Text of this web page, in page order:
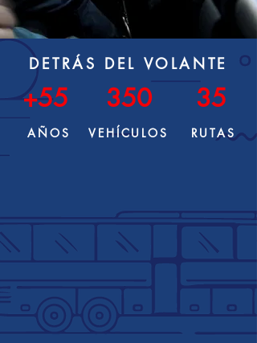
DETRÁS DEL VOLANTE
+55 350
AÑOS VEHÍCULOS
35
RUTAS